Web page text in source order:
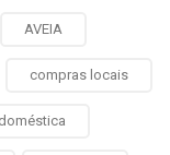
AVEIA
compras locais